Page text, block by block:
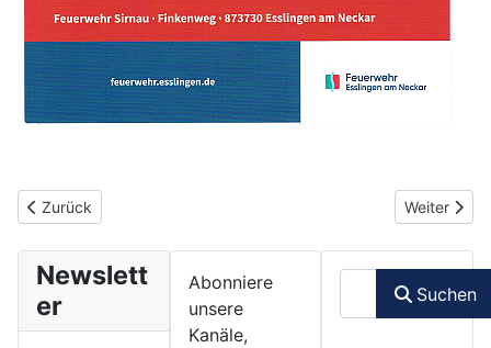
Vorheriger Beitrag: 03.02.2023 - Mängelmelder der Stadt
Zurück Nächster
Weiter
Newslett
er
Abonniere
unsere
Kanäle,
Suchen
Suchen